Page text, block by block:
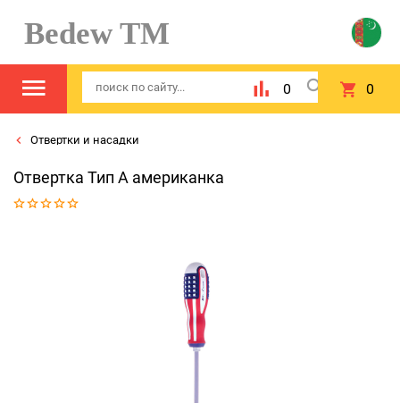
Bedew TM
0 0
Отвертки и насадки
Отвертка Тип А американка